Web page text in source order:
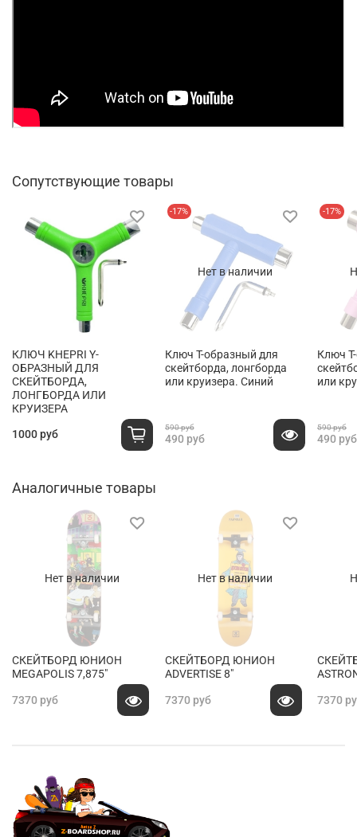
Сопутствующие товары
КЛЮЧ KHEPRI Y-
ОБРАЗНЫЙ ДЛЯ
СКЕЙТБОРДА,
ЛОНГБОРДА ИЛИ
КРУИЗЕРА
1000 руб
Нет в наличии
-17%
Ключ T-образный для
скейтборда, лонгборда
или круизера. Синий
590 руб
490 руб
-17%
Ключ
или
590 руб
490 руб
Аналогичные товары
Нет в наличии
СКЕЙТБОРД ЮНИОН
MEGAPOLIS 7,875"
7370 руб
Нет в наличии
СКЕЙТБОРД ЮНИОН
ADVERTISE 8"
7370 руб 7370